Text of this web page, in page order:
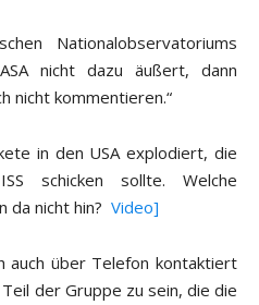
Nationalobservatoriums
nicht dazu äußert, dann
nicht kommentieren.“
in den USA explodiert, die
schicken sollte. Welche
da nicht hin? Video]
auch über Telefon kontaktiert
der Gruppe zu sein, die die